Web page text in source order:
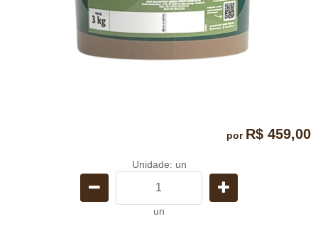
por R$ 459,00
Unidade: un
un